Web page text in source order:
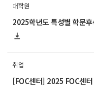
대학원
취업
[FOC센터] 2025 FOC센터